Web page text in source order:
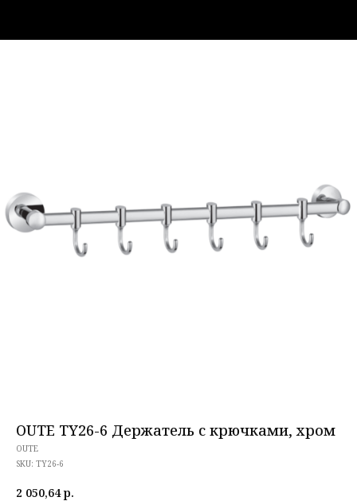
OUTE TY26-6 Держатель с крючками, хром
OUTE
SKU: TY26-6
2 050,64 р.